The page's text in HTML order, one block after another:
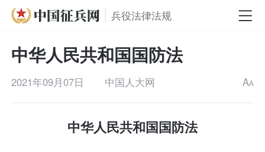
兵役法律法规
中华人民共和国国防法
2021年09月07日 中国人大网 AA
中华人民共和国国防法